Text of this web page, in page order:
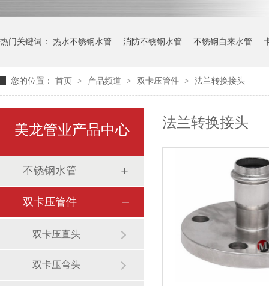
热门关键词： 热水不锈钢水管 消防不锈钢水管 不锈钢自来水管
您的位置： 首页 > 产品频道 > 双卡压管件 > 法兰转换接头
美龙管业产品中心
不锈钢水管
双卡压管件
双卡压直头
双卡压弯头
法兰转换接头